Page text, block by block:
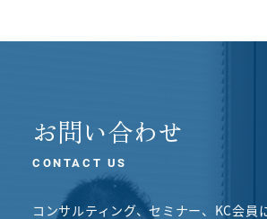
お問い合わせ
CONTACT US
コンサルティング、セミナー、KC会員